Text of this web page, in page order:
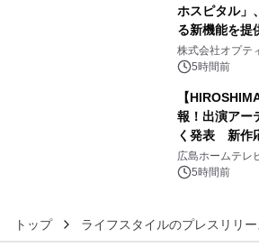
ホスピタル」
る新機能を提
株式会社オプテ
ード：3694)
5時間前
【
報！出演アー
く発表 新作
同時オープン
広島ホームテ
5時間前
トップ ライフスタイルのプレスリリ